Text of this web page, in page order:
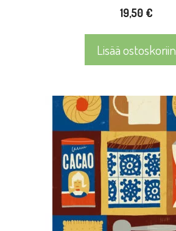
19,50 €
Lisää ostoskoriin